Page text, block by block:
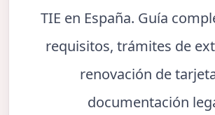
TIE en España. Guía
requisitos, trámites de
renovación de
documentación